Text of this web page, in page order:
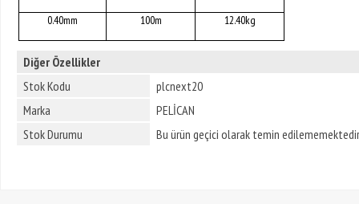
0.40mm
100m 12.40kg
Diğer Özellikler
Stok Kodu
plcnext20
Marka
PELİCAN
Stok Durumu
Bu ürün geçici olarak temin